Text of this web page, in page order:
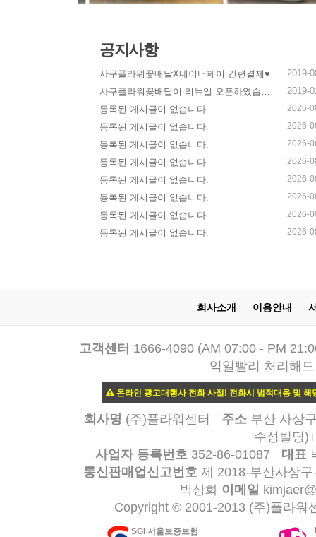
공지사항
사구플라워꽃배달X네이버페이 간편결제♥
2019-
사구플라워꽃배달이 리뉴얼 오픈하였습니
다!
2019-
등록된 게시글이 없습니다.
2026-
등록된 게시글이 없습니다. 2026-
등록된 게시글이 없습니다. 2026-
등록된 게시글이 없습니다. 2026-
등록된 게시글이 없습니다. 2026-
등록된 게시글이 없습니다. 2026-
등록된 게시글이 없습니다. 2026-
등록된 게시글이 없습니다. 2026-
회사소개 이용안내
고객센터 1666-4090 (AM 07:00 - PM
익일빨리 처리해
온라인 광고대행사 전화 사절! 전화시 법적대응 및
회사명 (주)플라워센터 주소부산 사상
수성빌딩)
사업자 등록번호 352-86-01087 대표
통신판매업신고번호제 2018-부산사상구
박상화 이메일
Copyright © 2001-2013 (주)플라워
SGI 서울보증보험